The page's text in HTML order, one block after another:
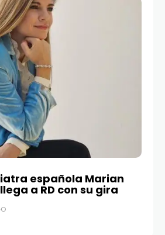
española Marian
a RD con su gira